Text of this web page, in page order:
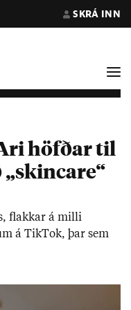
SKRÁ INN
höfðar til
flakk­ar á milli
á TikT­ok, þar sem